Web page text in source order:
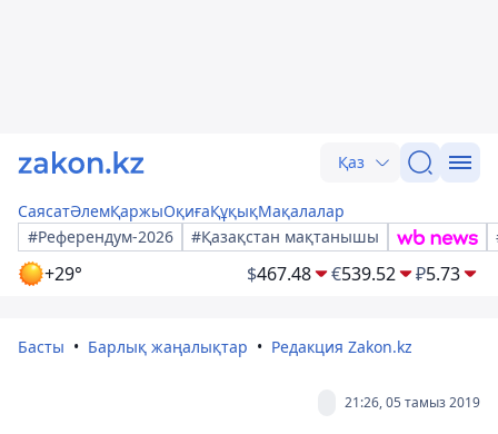
Қаз
СаясатӘлемҚаржыОқиғаҚұқықМақалалар
#Референдум-2026
#Қазақстан мақтанышы
+29° $467.48 €539.52 ₽5.73
Басты Барлық жаңалықтар Редакция Zakon.kz
21:26, 05 тамыз 2019